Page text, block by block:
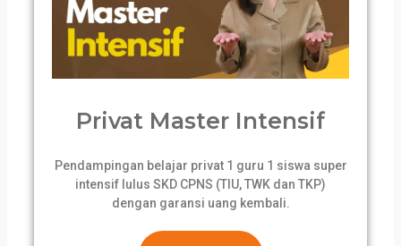
Privat Master Intensif
Pendampingan belajar privat 1 guru 1 siswa super
intensif lulus SKD CPNS (TIU, TWK dan TKP)
dengan garansi uang kembali.